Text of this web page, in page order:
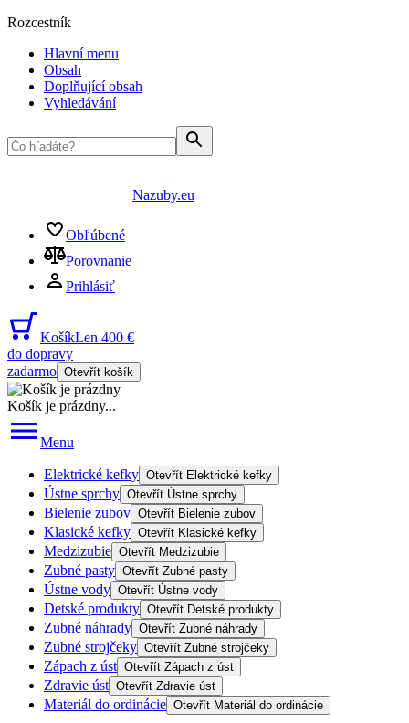
Rozcestník
Hlavní menu
Obsah
Doplňující obsah
Vyhledávání
Nazuby.eu
Obľúbené
Porovnanie
Prihlásiť
KošíkLen 400 €
do dopravy
zadarmo Otevřít košík
Košík je prázdny...
Menu
Elektrické kefky Otevřít Elektrické kefky
Ústne sprchy Otevřít Ústne sprchy
Bielenie zubov Otevřít Bielenie zubov
Klasické kefky Otevřít Klasické kefky
Medzizubie Otevřít Medzizubie
Zubné pasty Otevřít Zubné pasty
Ústne vody Otevřít Ústne vody
Detské produkty Otevřít Detské produkty
Zubné náhrady Otevřít Zubné náhrady
Zubné strojčeky Otevřít Zubné strojčeky
Zápach z úst Otevřít Zápach z úst
Zdravie úst Otevřít Zdravie úst
Materiál do ordinácie Otevřít Materiál do ordinácie